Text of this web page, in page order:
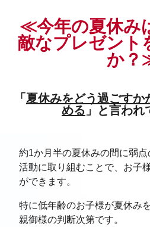
≪今年の夏休み
敵なプレゼント
か
「 夏休みをどう過ごすか
める 」と言われ
約1か月半の夏休みの間に弱
活動に取り組むことで、お子
ができます。
特に低年齢のお子様が夏休み
親御様の判断次第です。